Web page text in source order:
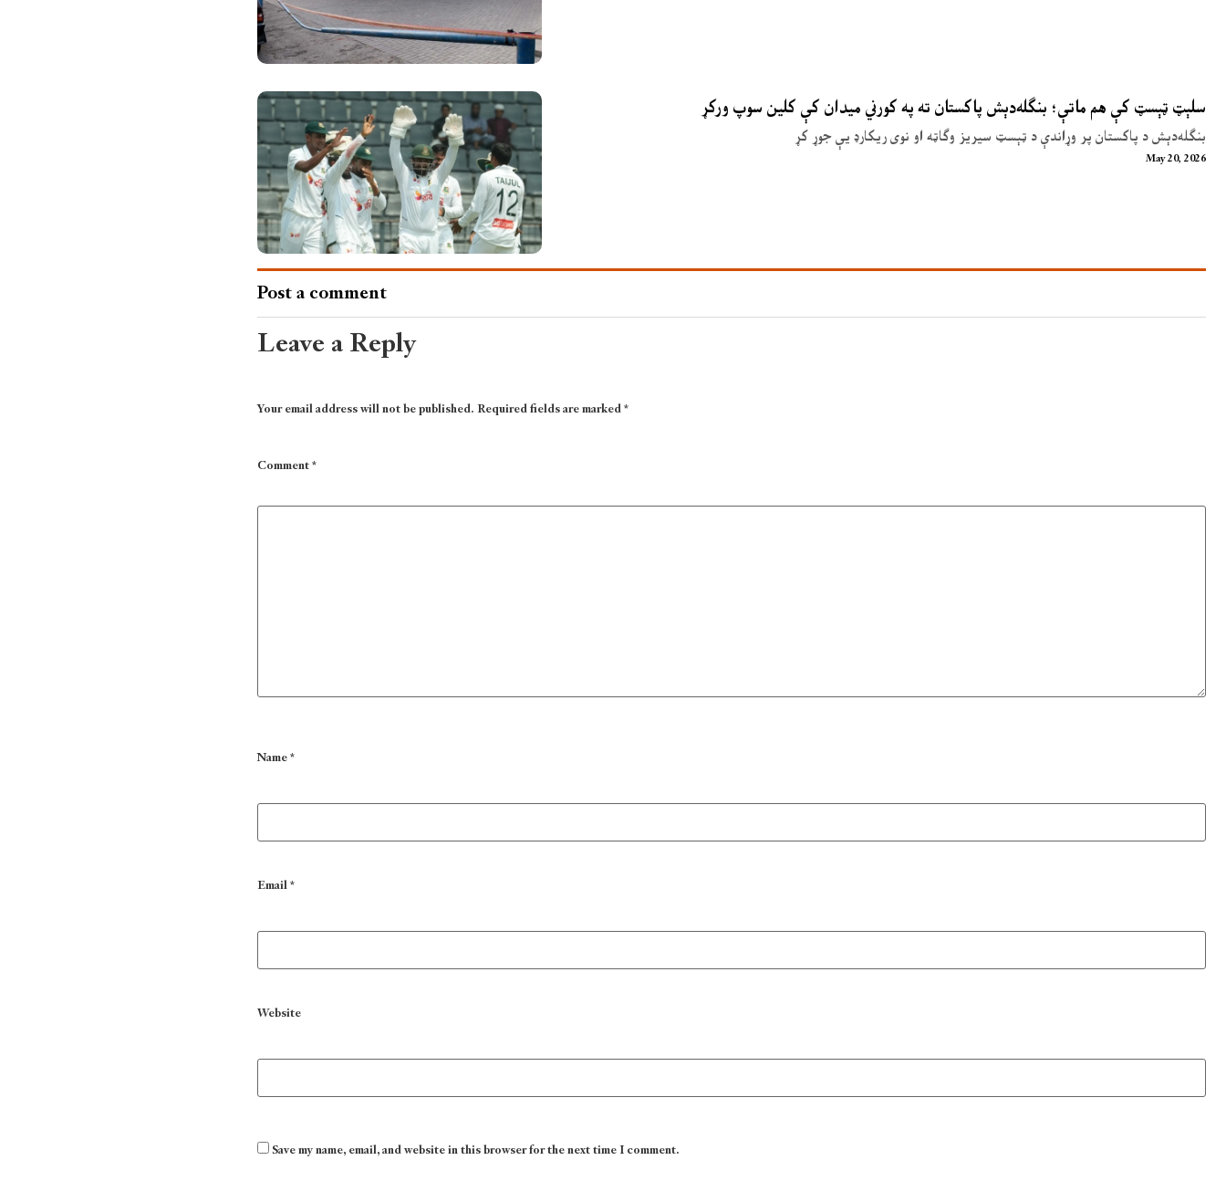
سلېټ ټېسټ کې هم ماتې؛ بنګله‌دېش پاکستان ته په کورني میدان کې کلین سوپ ورکړ
بنګله‌دېش د پاکستان پر وړاندې د ټېسټ سیریز وګاټه او نوی ریکارډ یې جوړ کړ
May 20, 2026
Post a comment
Leave a Reply
Your email address will not be published.Required fields are marked*
Comment*
Name*
Email*
Website
Save my name, email, and website in this browser for the next time I comment.